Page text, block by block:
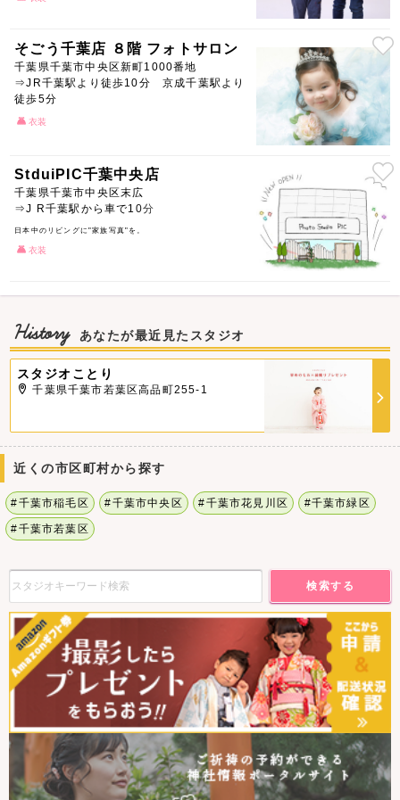
そごう千葉店 ８階 フォトサロン
千葉県千葉市中央区新町1000番地
⇒JR千葉駅より徒歩10分 京成千葉駅より
徒歩5分
衣装
StduiPIC千葉中央店
千葉県千葉市中央区末広
⇒J R千葉駅から車で10分
日本中のリビングに"家族写真"を。
衣装
History あなたが最近見たスタジオ
スタジオことり
千葉県千葉市若葉区高品町255-1
近くの市区町村から探す
#千葉市稲毛区 #千葉市中央区 #千葉市花見川区 #千葉市緑区
#千葉市若葉区
検索する